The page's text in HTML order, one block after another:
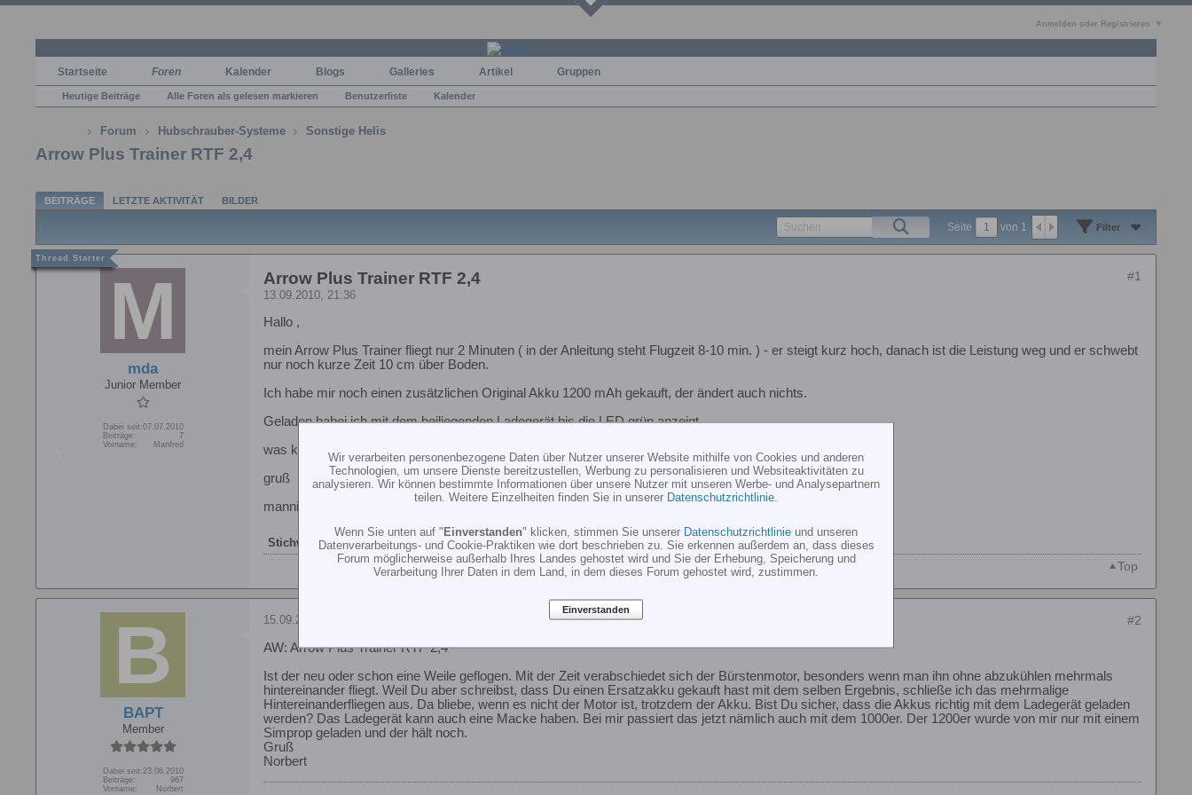
Anmelden oder Registrieren
Startseite Foren Kalender Blogs Galleries Artikel Gruppen
Heutige Beiträge Alle Foren als gelesen markieren Benutzerliste Kalender
Forum Hubschrauber-Systeme Sonstige Helis
Arrow Plus Trainer RTF 2,4
BEITRÄGE LETZTE AKTIVITÄT BILDER
Seite von 1 Filter
mda
Junior Member
Dabei seit:07.07.2010
Beiträge:
7
Vorname:
Manfred
#1
Arrow Plus Trainer RTF 2,4
13.09.2010, 21:36
Hallo ,
mein Arrow Plus Trainer fliegt nur 2 Minuten ( in der Anleitung steht Flugzeit 8-10 min. ) - er steigt kurz hoch, danach ist die Leistung weg und er schwebt
nur noch kurze Zeit 10 cm über Boden.
Ich habe mir noch einen zusätzlichen Original Akku 1200 mAh gekauft, der ändert auch nichts.
Geladen habei ich mit dem beiliegenden Ladegerät bis die LED grün anzeigt.
was kann das sein?
gruß
manni01
Stichworte: -
Top
BAPT
Member
Dabei seit:23.06.2010
Beiträge:
967
Vorname:
Norbert
#2
15.09.2010, 19:59
AW: Arrow Plus Trainer RTF 2,4
Ist der neu oder schon eine Weile geflogen. Mit der Zeit verabschiedet sich der Bürstenmotor, besonders wenn man ihn ohne abzukühlen mehrmals
hintereinander fliegt. Weil Du aber schreibst, dass Du einen Ersatzakku gekauft hast mit dem selben Ergebnis, schließe ich das mehrmalige
Hintereinanderfliegen aus. Da bliebe, wenn es nicht der Motor ist, trotzdem der Akku. Bist Du sicher, dass die Akkus richtig mit dem Ladegerät geladen
werden? Das Ladegerät kann auch eine Macke haben. Bei mir passiert das jetzt nämlich auch mit dem 1000er. Der 1200er wurde von mir nur mit einem
Simprop geladen und der hält noch.
Gruß
Norbert
Wir verarbeiten personenbezogene Daten über Nutzer unserer Website mithilfe von Cookies und anderen
Technologien, um unsere Dienste bereitzustellen, Werbung zu personalisieren und Websiteaktivitäten zu
analysieren. Wir können bestimmte Informationen über unsere Nutzer mit unseren Werbe- und Analysepartnern
teilen. Weitere Einzelheiten finden Sie in unserer Datenschutzrichtlinie
Wenn Sie unten auf "Einverstanden" klicken, stimmen Sie unserer Datenschutzrichtlinie und unseren
Datenverarbeitungs- und Cookie-Praktiken wie dort beschrieben zu. Sie erkennen außerdem an, dass dieses
Forum möglicherweise außerhalb Ihres Landes gehostet wird und Sie der Erhebung, Speicherung und
Verarbeitung Ihrer Daten in dem Land, in dem dieses Forum gehostet wird, zustimmen.
Einverstanden